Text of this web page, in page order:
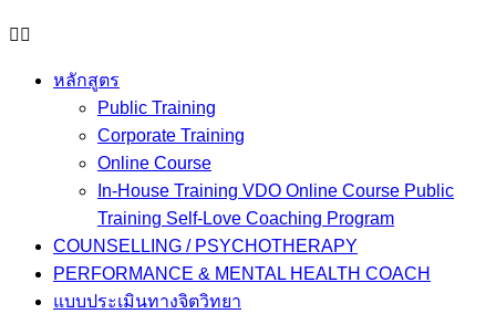
หลักสูตร
Public Training
Corporate Training
Online Course
In-House Training VDO Online Course Public
Training Self-Love Coaching Program
COUNSELLING / PSYCHOTHERAPY
PERFORMANCE & MENTAL HEALTH COACH
แบบประเมินทางจิตวิทยา